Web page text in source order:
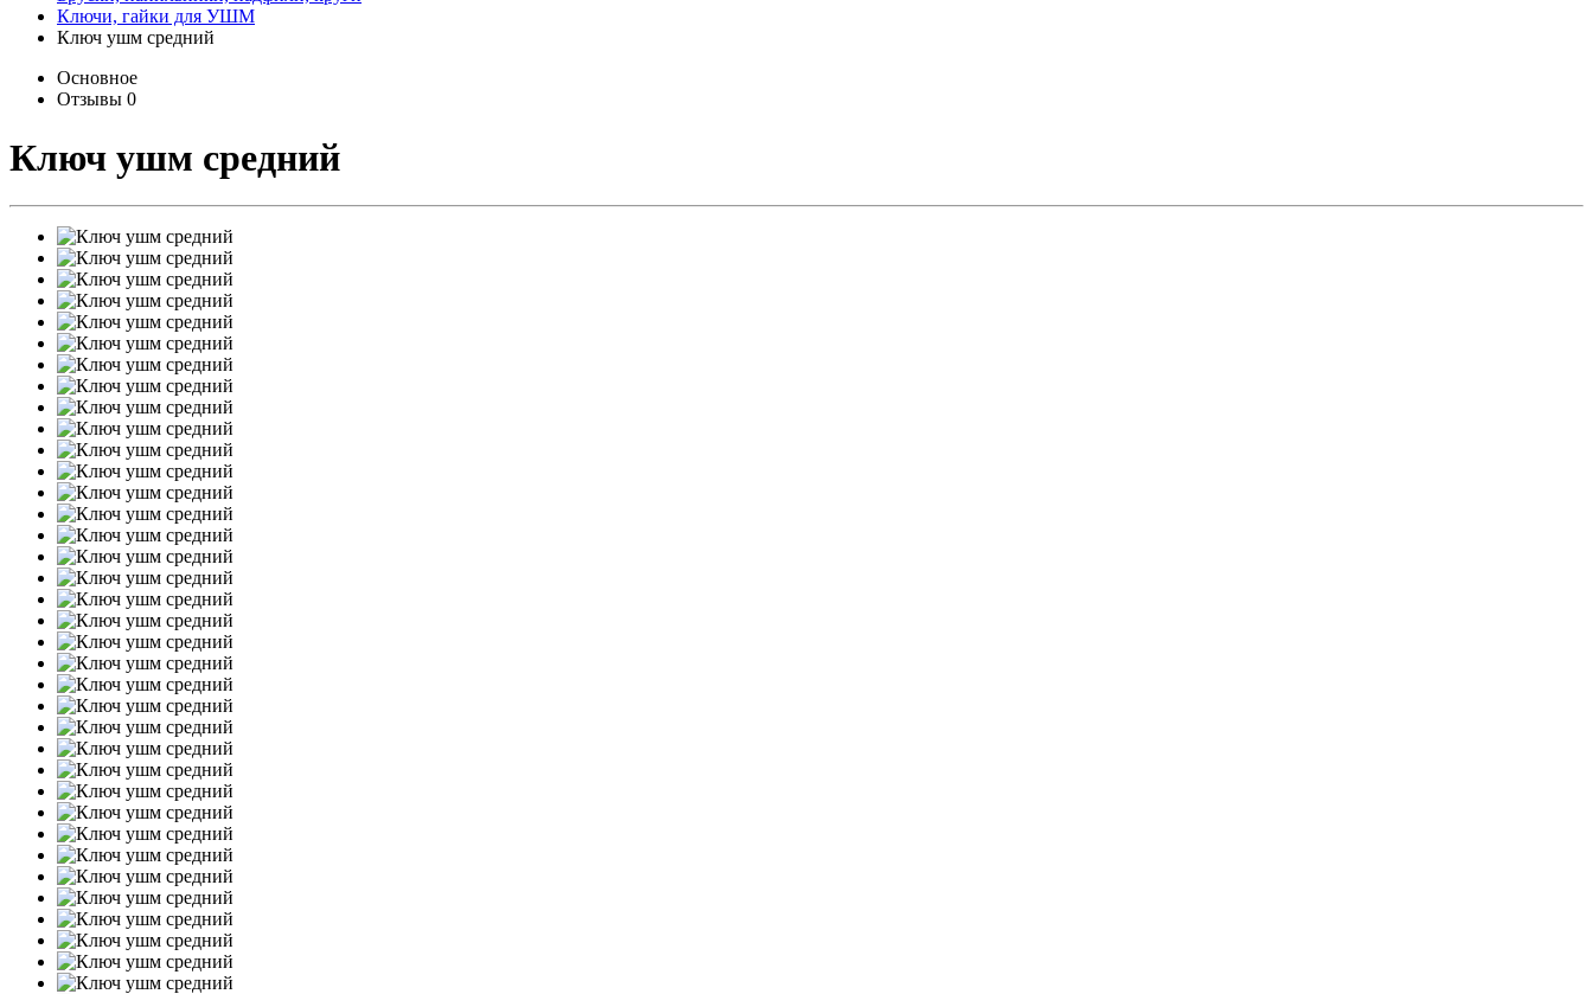
Ключи, гайки для УШМ
Ключ ушм средний
Основное
Отзывы 0
Ключ ушм средний